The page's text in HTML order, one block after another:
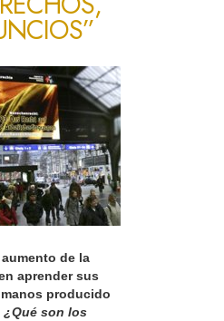
de la
aprender sus
producido
¿Qué son los